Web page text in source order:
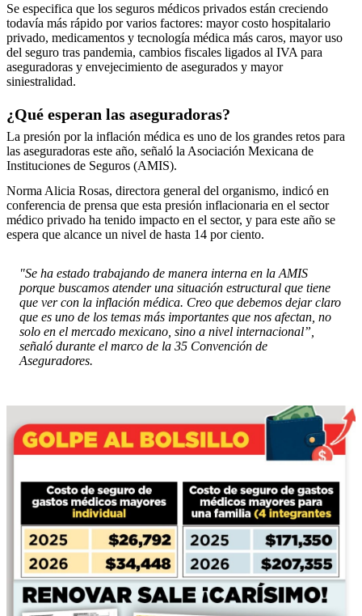
Se especifica que los seguros médicos privados están creciendo
todavía más rápido por varios factores: mayor costo hospitalario
privado, medicamentos y tecnología médica más caros, mayor uso
del seguro tras pandemia, cambios fiscales ligados al IVA para
aseguradoras y envejecimiento de asegurados y mayor
siniestralidad.
¿Qué esperan las aseguradoras?
La presión por la inflación médica es uno de los grandes retos para
las aseguradoras este año, señaló la Asociación Mexicana de
Instituciones de Seguros (AMIS).
Norma Alicia Rosas, directora general del organismo, indicó en
conferencia de prensa que esta presión inflacionaria en el sector
médico privado ha tenido impacto en el sector, y para este año se
espera que alcance un nivel de hasta 14 por ciento.
"Se ha estado trabajando de manera interna en la AMIS
porque buscamos atender una situación estructural que tiene
que ver con la inflación médica. Creo que debemos dejar claro
que es uno de los temas más importantes que nos afectan, no
solo en el mercado mexicano, sino a nivel internacional”,
señaló durante el marco de la 35 Convención de
Aseguradores.